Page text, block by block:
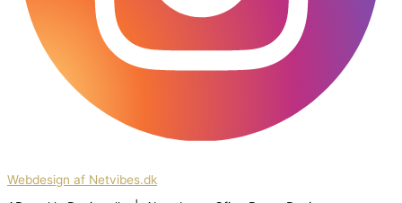
Webdesign af Netvibes.dk